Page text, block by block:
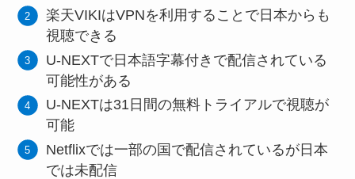
楽天VIKIはVPNを利用することで日本からも
視聴できる
U-NEXTで日本語字幕付きで配信されている
可能性がある
U-NEXTは31日間の無料トライアルで視聴が
可能
Netflixでは一部の国で配信されているが日本
では未配信